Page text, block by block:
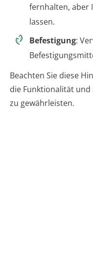
fernhalten, aber
lassen.
Befestigung:
Beachten Sie diese
die Funktionalität
zu gewährleisten.